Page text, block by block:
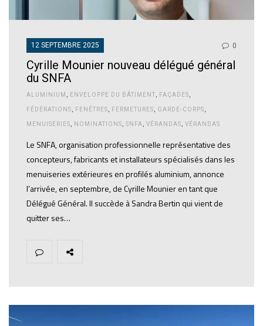
12 SEPTEMBRE 2025 0
Cyrille Mounier nouveau délégué général
du SNFA
ALUMINIUM , ENVELOPPE DU BÂTIMENT , FAÇADES,
FÉDÉRATIONS, FENÊTRES, FERMETURES, GARDE-CORPS,
MENUISERIES, NOMINATIONS, SNFA, VÉRANDAS, VÉRANDAS
Le SNFA, organisation professionnelle représentative des
concepteurs, fabricants et installateurs spécialisés dans les
menuiseries extérieures en profilés aluminium, annonce
l’arrivée, en septembre, de Cyrille Mounier en tant que
Délégué Général. Il succède à Sandra Bertin qui vient de
quitter ses…